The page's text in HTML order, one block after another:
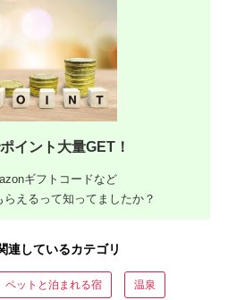
イント大量GET！
ギフトコードなど
えるって知ってましたか？
連しているカテゴリ
ペットと泊まれる宿 温泉